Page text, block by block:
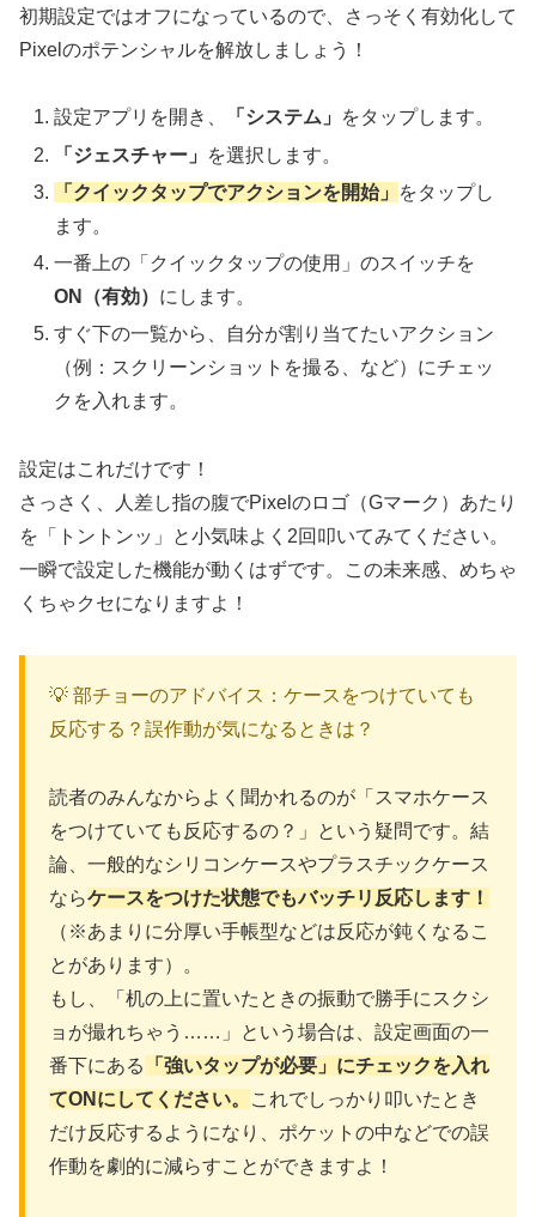
初期設定ではオフになっているので、さっそく有効化して
Pixelのポテンシャルを解放しましょう！
設定アプリを開き、 「システム」
をタップします。
「ジェスチャー」
を選択します。
「クイックタップでアクションを開始」
をタップし
ます。
一番上の「クイックタップの使用」のスイッチを
ON（有効） にします。
すぐ下の一覧から、自分が割り当てたいアクション
（例：スクリーンショットを撮る、など）にチェッ
クを入れます。
設定はこれだけです！
さっさく、人差し指の腹でPixelのロゴ（Gマーク）あたり
を「トントンッ」と小気味よく2回叩いてみてください。
一瞬で設定した機能が動くはずです。この未来感、めちゃ
くちゃクセになりますよ！
💡 部チョーのアドバイス：ケースをつけていても
反応する？誤作動が気になるときは？
読者のみんなからよく聞かれるのが「スマホケース
をつけていても反応するの？」という疑問です。結
論、一般的なシリコンケースやプラスチックケース
ならケースをつけた状態でもバッチリ反応します！
（※あまりに分厚い手帳型などは反応が鈍くなるこ
とがあります）。
もし、「机の上に置いたときの振動で勝手にスクシ
ョが撮れちゃう……」という場合は、設定画面の一
番下にある
「強いタップが必要」にチェックを入れ
てONにしてください。
これでしっかり叩いたとき
だけ反応するようになり、ポケットの中などでの誤
作動を劇的に減らすことができますよ！